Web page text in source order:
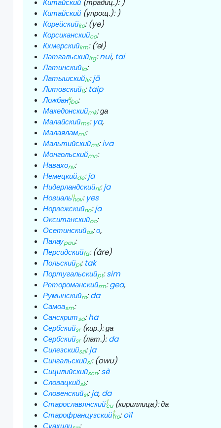
Китайский (упрощ.):)
Корейскийko:(ye)
Корсиканскийco:
Кхмерскийkm:(’əɨ)
Латгальскийltg:nui, tai
Латинскийla:
Латышскийlv:jā
Литовскийlt:taip
Ложбани
jbo:
Македонскийmk:да
Малайскийms:ya,
Малаяламml:
Мальтийскийmt:iva
Монгольскийmn:
Навахоnv:
Немецкийde:ja
Нидерландскийnl:ja
Новиальи
nov:yes
Норвежскийno:ja
Окситанскийoc:
Осетинскийos:о,
Палауpau:
Персидскийfa:(âre)
Польскийpl:tak
Португальскийpt:sim
Ретороманскийrm:gea,
Румынскийro:da
Самоаsm:
Санскритsa:ha
Сербскийsr(кир.):да
Сербскийsr(лат.):da
Силезскийszl:ja
Сингальскийsi:(owu)
Сицилийскийscn:sè
Словацкийsk:
Словенскийsl:ja, da
Старославянский†
cu(кириллица):да
Старофранцузский†
fro:oïl
Суахили
: